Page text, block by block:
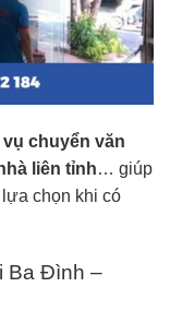
chuyển văn
liên tỉnh… giúp
chọn khi có
Ba Đình –